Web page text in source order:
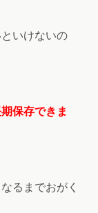
いけないの
保存できま
るまでおがく